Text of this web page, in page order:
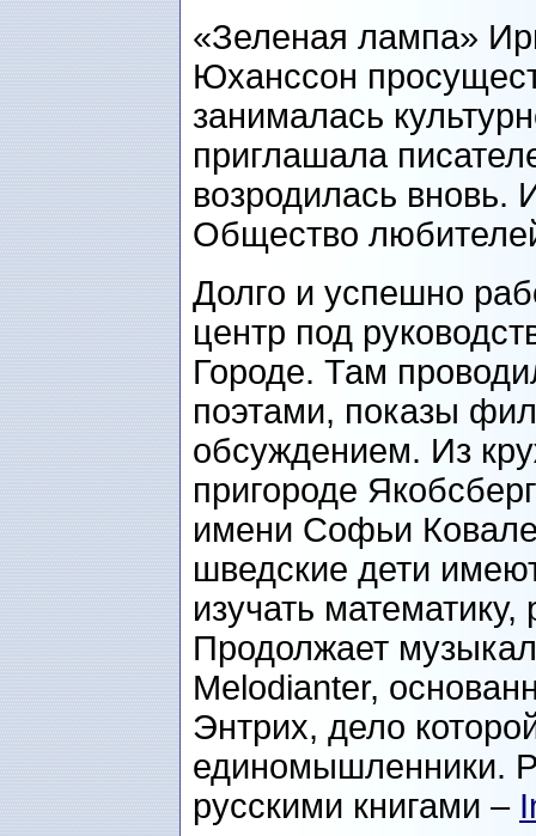
«Зеленая лампа»
Юханссон
занималась
приглашала
возродилась вновь.
Общество
Долго и успешно
центр под
Городе. Там
поэтами, показы
обсуждением. Из
пригороде
имени Софьи
шведские дети
изучать
Продолжает
Melodianter,
Энтрих, дело
единомышленники.
русскими книгами –